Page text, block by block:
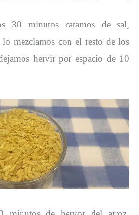
30 minutos catamos de sal,
mezclamos con el resto de los
hervir por espacio de 10